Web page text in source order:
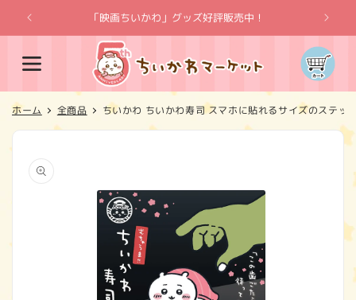
ンツに
進む
「映画ちいかわ」グッズ好評販売中！
カ
ー
ト
ホーム 全商品 ちいかわ ちいかわ寿司 スマホに貼れるサイズのステッ
報にス
キップ